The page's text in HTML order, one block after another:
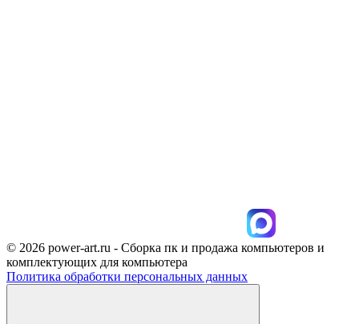
© 2026 power-art.ru - Сборка пк и продажа компьютеров и
комплектующих для компьютера
Политика обработки персональных данных